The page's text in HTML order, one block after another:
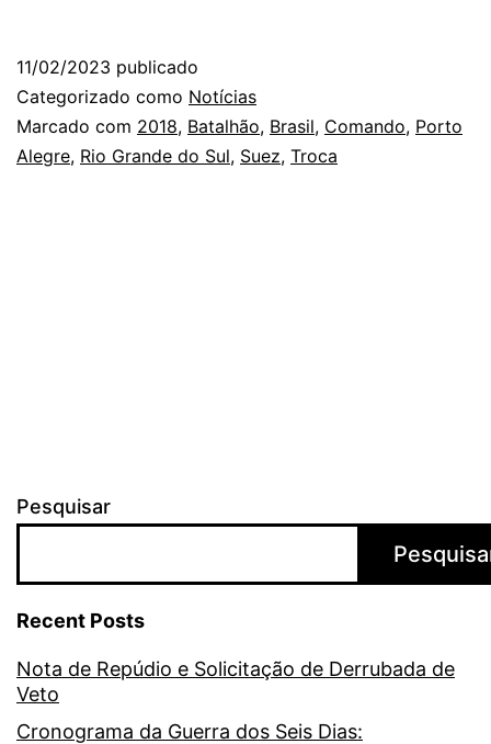
Associação
do
11/02/2023 publicado
Categorizado como Notícias
Marcado com 2018, Batalhão, Brasil, Comando, Porto
Alegre, Rio Grande do Sul, Suez, Troca
Pesquisar
Recent Posts
Nota de Repúdio e Solicitação de Derrubada de
Veto
Cronograma da Guerra dos Seis Dias: